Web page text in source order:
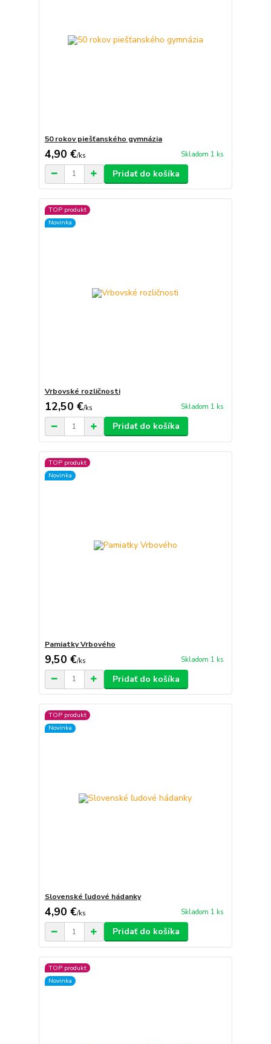
50 rokov piešťanského gymnázia
4,90 €/ks Skladom 1 ks
Pridať do košíka
TOP produkt
Novinka
Vrbovské rozličnosti
12,50 €/ks Skladom 1 ks
Pridať do košíka
TOP produkt
Novinka
Pamiatky Vrbového
9,50 €/ks Skladom 1 ks
Pridať do košíka
TOP produkt
Novinka
Slovenské ľudové hádanky
4,90 €/ks Skladom 1 ks
Pridať do košíka
TOP produkt
Novinka